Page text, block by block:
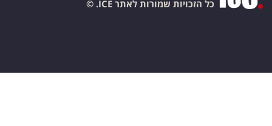
כל הזכויות שמורות לאתר ICE. ©